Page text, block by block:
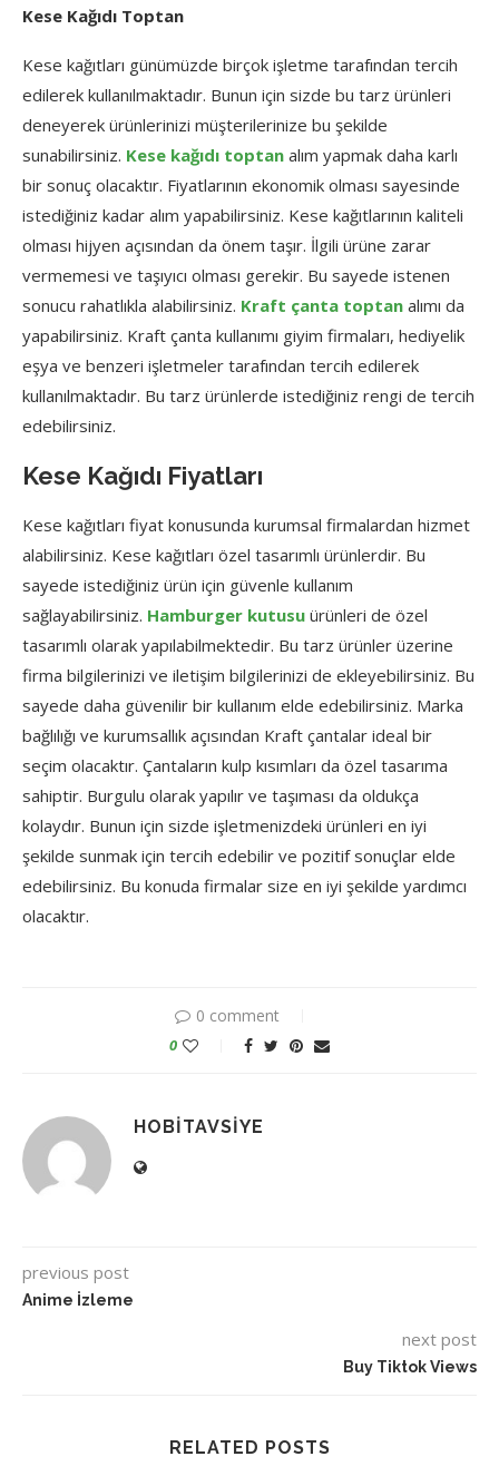
Kese Kağıdı Toptan
Kese kağıtları günümüzde birçok işletme tarafından tercih
edilerek kullanılmaktadır. Bunun için sizde bu tarz ürünleri
deneyerek ürünlerinizi müşterilerinize bu şekilde
sunabilirsiniz. Kese kağıdı toptan alım yapmak daha karlı
bir sonuç olacaktır. Fiyatlarının ekonomik olması sayesinde
istediğiniz kadar alım yapabilirsiniz. Kese kağıtlarının kaliteli
olması hijyen açısından da önem taşır. İlgili ürüne zarar
vermemesi ve taşıyıcı olması gerekir. Bu sayede istenen
sonucu rahatlıkla alabilirsiniz. Kraft çanta toptan alımı da
yapabilirsiniz. Kraft çanta kullanımı giyim firmaları, hediyelik
eşya ve benzeri işletmeler tarafından tercih edilerek
kullanılmaktadır. Bu tarz ürünlerde istediğiniz rengi de tercih
edebilirsiniz.
Kese Kağıdı Fiyatları
Kese kağıtları fiyat konusunda kurumsal firmalardan hizmet
alabilirsiniz. Kese kağıtları özel tasarımlı ürünlerdir. Bu
sayede istediğiniz ürün için güvenle kullanım
sağlayabilirsiniz. Hamburger kutusu ürünleri de özel
tasarımlı olarak yapılabilmektedir. Bu tarz ürünler üzerine
firma bilgilerinizi ve iletişim bilgilerinizi de ekleyebilirsiniz. Bu
sayede daha güvenilir bir kullanım elde edebilirsiniz. Marka
bağlılığı ve kurumsallık açısından Kraft çantalar ideal bir
seçim olacaktır. Çantaların kulp kısımları da özel tasarıma
sahiptir. Burgulu olarak yapılır ve taşıması da oldukça
kolaydır. Bunun için sizde işletmenizdeki ürünleri en iyi
şekilde sunmak için tercih edebilir ve pozitif sonuçlar elde
edebilirsiniz. Bu konuda firmalar size en iyi şekilde yardımcı
olacaktır.
0 comment
0
HOBITAVSIYE
previous post
Anime İzleme
next post
Buy Tiktok Views
RELATED POSTS